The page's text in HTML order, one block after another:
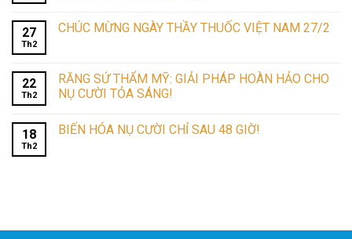
27
Th2
CHÚC MỪNG NGÀY THẦY THUỐC VIỆT NAM 27/2
22
Th2
RĂNG SỨ THẨM MỸ: GIẢI PHÁP HOÀN HẢO CHO
NỤ CƯỜI TỎA SÁNG!
18
Th2
BIẾN HÓA NỤ CƯỜI CHỈ SAU 48 GIỜ!